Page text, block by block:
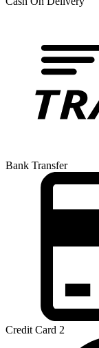
Bank Transfer
Credit Card 2